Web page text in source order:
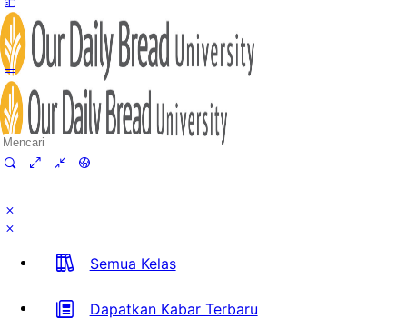
Side
Panel
Search
for:
Semua Kelas
Dapatkan Kabar Terbaru